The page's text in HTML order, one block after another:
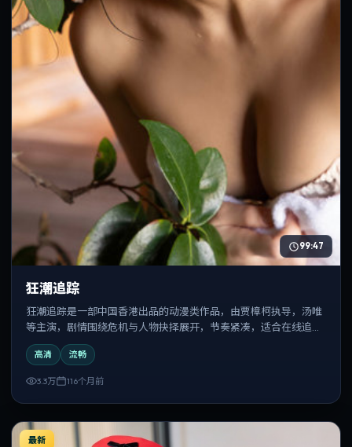
99:47
狂潮追踪
狂潮追踪是一部中国香港出品的动漫类作品，由贾樟柯执导，汤唯
等主演，剧情围绕危机与人物抉择展开，节奏紧凑，适合在线追剧
与反复观看。
高清 流畅
3.3万 116个月前
最新